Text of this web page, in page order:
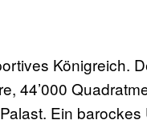
Königreich.
44’000
Ein